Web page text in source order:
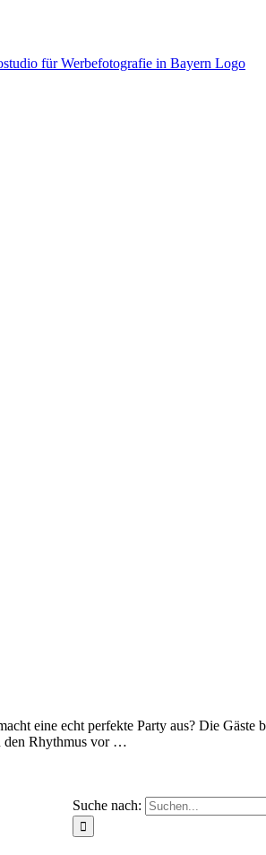
eine echt perfekte Party aus? Die
den Rhythmus vor …
Suche nach: